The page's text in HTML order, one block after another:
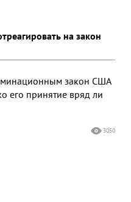
на закон
закон США
его принятие вряд ли
3050